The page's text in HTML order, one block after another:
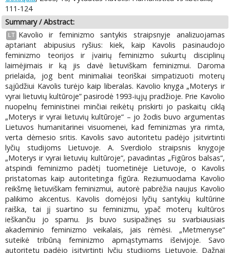
111-124
Summary / Abstract:
LT
Kavolio ir feminizmo santykis straipsnyje analizuojamas
aptariant abipusius ryšius: kiek, kaip Kavolis pasinaudojo
feminizmo teorijos ir įvairių feminizmo sukurtų disciplinų
laimėjimais ir ką jis davė lietuviškam feminizmui. Daroma
prielaida, jog bent minimaliai teoriškai simpatizuoti moterų
sąjūdžiui Kavolis turėjo kaip liberalas. Kavolio knyga „Moterys ir
vyrai lietuvių kultūroje” pasirodė 1993-iųjų pradžioje. Prie Kavolio
nuopelnų feministinei minčiai reikėtų priskirti jo paskaitų ciklą
„Moterys ir vyrai lietuvių kultūroje“ – jo žodis buvo argumentas
Lietuvos humanitarinei visuomenei, kad feminizmas yra rimta,
verta dėmesio sritis. Kavolis savo autoritetu padėjo įsitvirtinti
lyčių studijoms Lietuvoje. A. Sverdiolo straipsnis knygoje
„Moterys ir vyrai lietuvių kultūroje“, pavadintas „Figūros balsas“,
atspindi feminizmo padėtį tuometinėje Lietuvoje, o Kavolis
pristatomas kaip autoritetinga figūra. Reziumuodama Kavolio
reikšmę lietuviškam feminizmui, autorė pabrėžia naujus Kavolio
palikimo akcentus. Kavolis domėjosi lyčių santykių kultūrine
raiška, tai jį suartino su feminizmu, ypač moterų kultūros
ieškančiu jo sparnu. Jis buvo susipažinęs su svarbiausiais
akademinio feminizmo veikalais, jais rėmėsi. „Metmenyse“
suteikė tribūną feminizmo apmąstymams išeivijoje. Savo
autoritetu padėjo įsitvirtinti lyčių studijoms Lietuvoje. Dažnai